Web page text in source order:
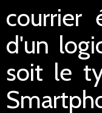
courrier
d'un
soit le